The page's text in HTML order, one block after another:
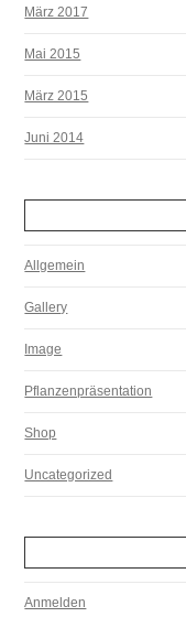
März 2017
Mai 2015
März 2015
Juni 2014
Allgemein
Gallery
Image
Pflanzenpräsentation
Shop
Uncategorized
Anmelden